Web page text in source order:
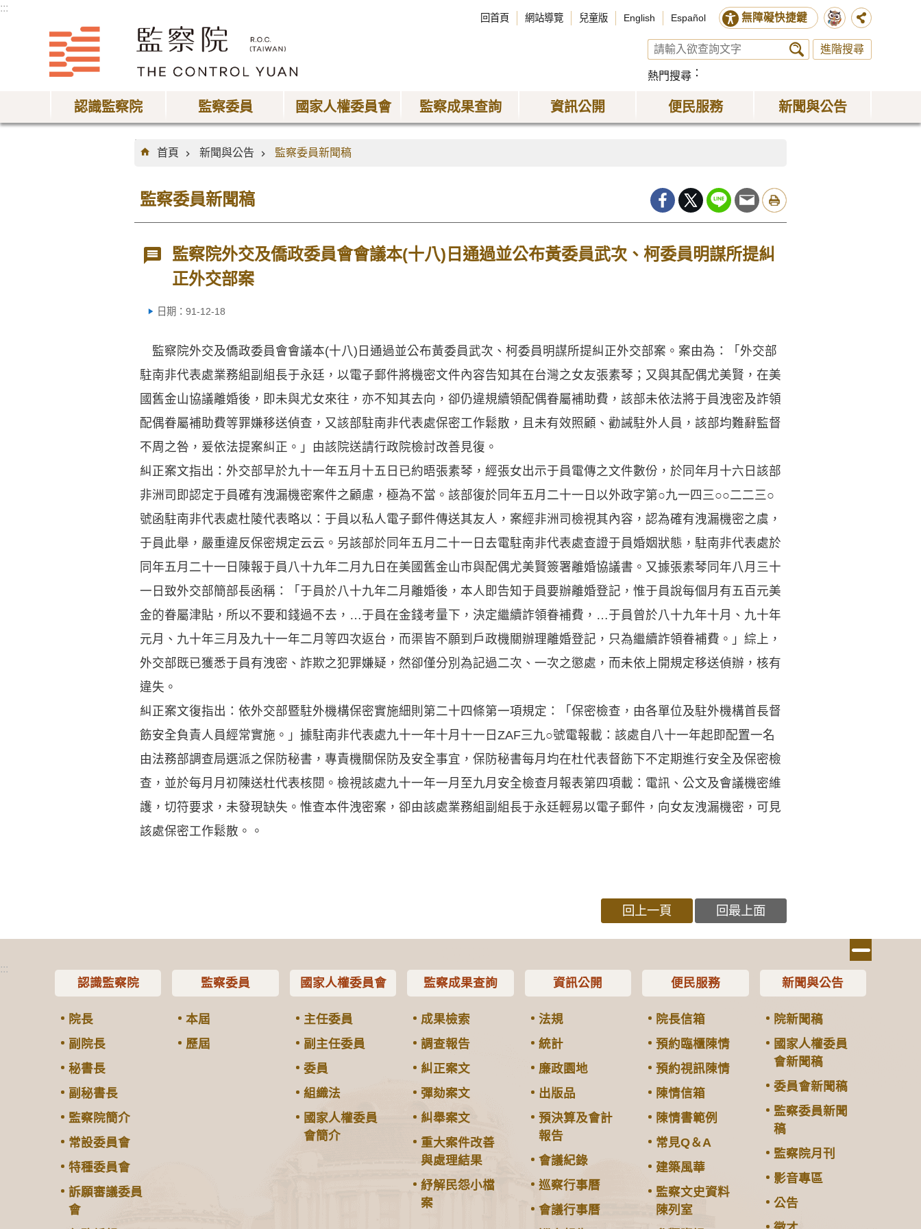
:::
回首頁 網站導覽 兒童版 English Español 無障礙快捷鍵
進階搜尋
熱門搜尋
認識監察院 監察委員 國家人權委員會 監察成果查詢 資訊公開 便民服務 新聞與公告
:::
首頁
新聞與公告 監察委員新聞稿
監察委員新聞稿
監察院外交及僑政委員會會議本(十八)日通過並公布黃委員武次、柯委員明謀所提糾
正外交部案
日期：91-12-18
監察院外交及僑政委員會會議本(十八)日通過並公布黃委員武次、柯委員明謀所提糾正外交部案。案由為：「外交部
駐南非代表處業務組副組長于永廷，以電子郵件將機密文件內容告知其在台灣之女友張素琴；又與其配偶尤美賢，在美
國舊金山協議離婚後，即未與尤女來往，亦不知其去向，卻仍違規續領配偶眷屬補助費，該部未依法將于員洩密及詐領
配偶眷屬補助費等罪嫌移送偵查，又該部駐南非代表處保密工作鬆散，且未有效照顧、勸誡駐外人員，該部均難辭監督
不周之咎，爰依法提案糾正。」由該院送請行政院檢討改善見復。
糾正案文指出：外交部早於九十一年五月十五日已約晤張素琴，經張女出示于員電傳之文件數份，於同年月十六日該部
非洲司即認定于員確有洩漏機密案件之顧慮，極為不當。該部復於同年五月二十一日以外政字第○九一四三○○二二三○
號函駐南非代表處杜陵代表略以：于員以私人電子郵件傳送其友人，案經非洲司檢視其內容，認為確有洩漏機密之虞，
于員此舉，嚴重違反保密規定云云。另該部於同年五月二十一日去電駐南非代表處查證于員婚姻狀態，駐南非代表處於
同年五月二十一日陳報于員八十九年二月九日在美國舊金山市與配偶尤美賢簽署離婚協議書。又據張素琴同年八月三十
一日致外交部簡部長函稱：「于員於八十九年二月離婚後，本人即告知于員要辦離婚登記，惟于員說每個月有五百元美
金的眷屬津貼，所以不要和錢過不去，…于員在金錢考量下，決定繼續詐領眷補費，…于員曾於八十九年十月、九十年
元月、九十年三月及九十一年二月等四次返台，而渠皆不願到戶政機關辦理離婚登記，只為繼續詐領眷補費。」綜上，
外交部既已獲悉于員有洩密、詐欺之犯罪嫌疑，然卻僅分別為記過二次、一次之懲處，而未依上開規定移送偵辦，核有
違失。
糾正案文復指出：依外交部暨駐外機構保密實施細則第二十四條第一項規定：「保密檢查，由各單位及駐外機構首長督
飭安全負責人員經常實施。」據駐南非代表處九十一年十月十一日ZAF三九○號電報載：該處自八十一年起即配置一名
由法務部調查局選派之保防秘書，專責機關保防及安全事宜，保防秘書每月均在杜代表督飭下不定期進行安全及保密檢
查，並於每月月初陳送杜代表核閱。檢視該處九十一年一月至九月安全檢查月報表第四項載：電訊、公文及會議機密維
護，切符要求，未發現缺失。惟查本件洩密案，卻由該處業務組副組長于永廷輕易以電子郵件，向女友洩漏機密，可見
該處保密工作鬆散。。
回上一頁 回最上面
:::
認識監察院
院長
副院長
秘書長
副秘書長
監察院簡介
常設委員會
特種委員會
訴願審議委員
會
監察委員
本屆
歷屆
國家人權委員會
主任委員
副主任委員
委員
組織法
國家人權委員
會簡介
監察成果查詢
成果檢索
調查報告
糾正案文
彈劾案文
糾舉案文
重大案件改善
與處理結果
紓解民怨小檔
案
資訊公開
法規
統計
廉政園地
出版品
預決算及會計
報告
會議紀錄
巡察行事曆
會議行事曆
便民服務
院長信箱
預約臨櫃陳情
預約視訊陳情
陳情信箱
陳情書範例
常見Q＆A
建築風華
監察文史資料
陳列室
新聞與公告
院新聞稿
國家人權委員
會新聞稿
委員會新聞稿
監察委員新聞
稿
監察院月刊
影音專區
公告